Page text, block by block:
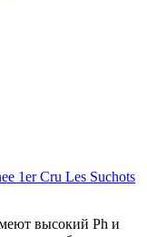
высокий Ph и